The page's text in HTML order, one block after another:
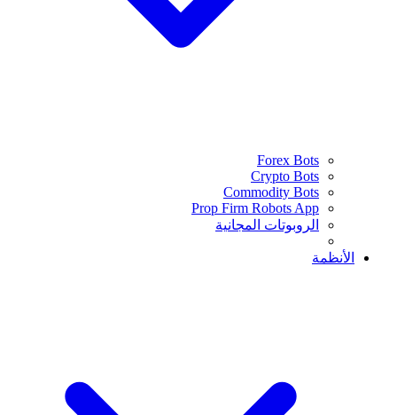
Forex Bots
Crypto Bots
Commodity Bots
Prop Firm Robots App
الروبوتات المجانية
الأنظمة